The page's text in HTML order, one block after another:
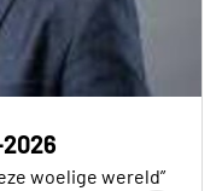
woelige wereld”